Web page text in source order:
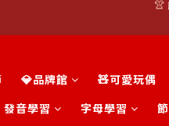
💎品牌館 🧸可愛玩偶
發音學習 字母學習